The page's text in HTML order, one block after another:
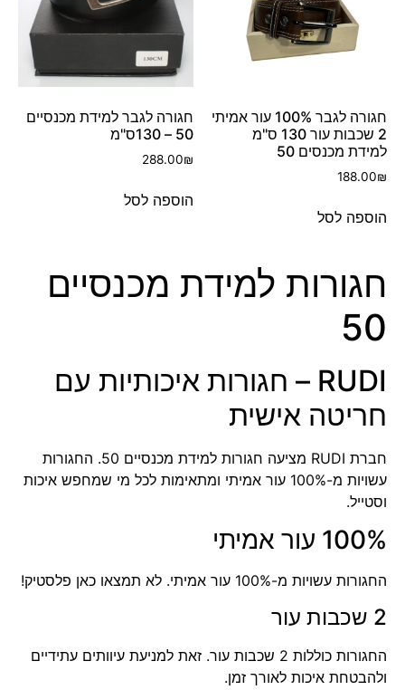
חגורה לגבר 100% עור אמיתי
2 שכבות עור 130 ס"מ
למידת מכנסים 50
188.00₪
הוספה לסל
חגורה לגבר למידת מכנסיים
50 – 130ס"מ
288.00₪
הוספה לסל
חגורות למידת מכנסיים
50
RUDI – חגורות איכותיות עם
חריטה אישית
חברת RUDI מציעה חגורות למידת מכנסיים 50. החגורות
עשויות מ-100% עור אמיתי ומתאימות לכל מי שמחפש איכות
וסטייל.
100% עור אמיתי
החגורות עשויות מ-100% עור אמיתי. לא תמצאו כאן פלסטיק!
2 שכבות עור
החגורות כוללות 2 שכבות עור. זאת למניעת עיוותים עתידיים
ולהבטחת איכות לאורך זמן.